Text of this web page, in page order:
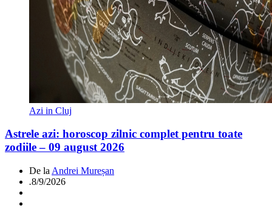
Azi in Cluj
Astrele azi: horoscop zilnic complet pentru toate
zodiile – 09 august 2026
De la Andrei Mureșan
.8/9/2026